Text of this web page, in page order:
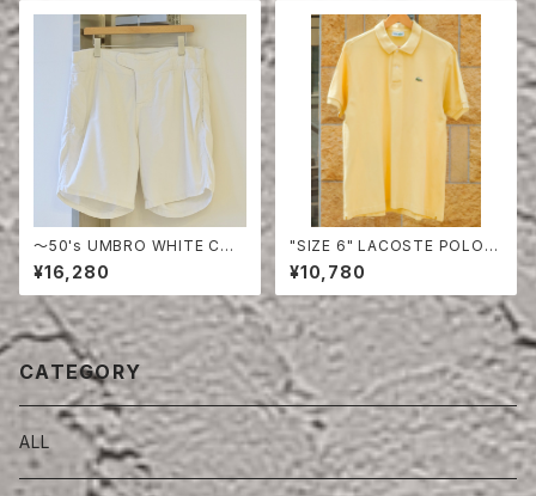
〜50's UMBRO WHITE COT
TON SHORTS
¥16,280
"SIZE 6" LACOSTE POLO S
HIRT
¥10,780
CATEGORY
ALL